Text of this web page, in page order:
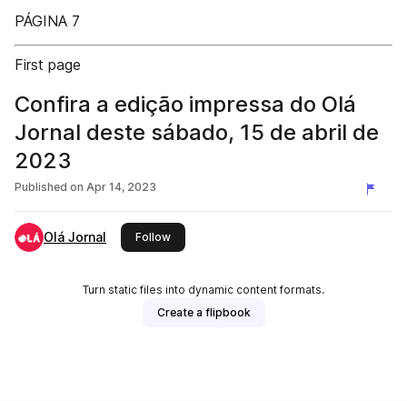
PÁGINA 7
First page
Confira a edição impressa do Olá
Jornal deste sábado, 15 de abril de
2023
Published on Apr 14, 2023
Olá Jornal Followthis publisher
Turn static files into dynamic content formats.
Create a flipbook